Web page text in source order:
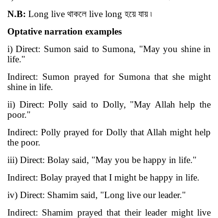
N.B: Long live থাকলে live long হয়ে যায় ৷
Optative narration examples
i) Direct: Sumon said to Sumona, "May you shine in
life."
Indirect: Sumon prayed for Sumona that she might
shine in life.
ii) Direct: Polly said to Dolly, "May Allah help the
poor."
Indirect:Polly prayed for Dollythat Allah might help
the poor.
iii) Direct: Bolay said, "May you be happy in life."
Indirect: Bolay prayed that I might be happy in life.
iv) Direct: Shamim said, "Long live our leader."
Indirect: Shamim prayed that their leader might live